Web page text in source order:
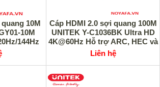
10M
10M
144Hz
Cáp HDMI 2.0 sợi quang 100M
UNITEK Y-C1036BK Ultra HD
4K@60Hz Hỗ trợ ARC, HEC và
CEC cao cấp
Liên hệ